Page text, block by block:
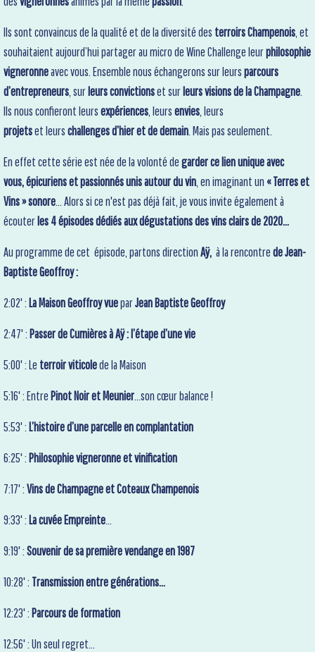
Ils sont convaincus de la qualité et de la diversité des terroirs Champenois, et
souhaitaient aujourd’hui partager au micro de Wine Challenge leurphilosophie
vigneronneavec vous. Ensemble nous échangerons sur leursparcours
d’entrepreneurs, surleurs convictionset surleurs visions de la Champagne.
Ils nous confieront leursexpériences, leursenvies, leurs
projetset leurschallenges d’hier et de demain. Mais pas seulement.
En effet cette série est née de la volonté degarder ce lien unique avec
vous, épicuriens et passionnés unis autour du vin, en imaginant un « Terres et
Vins » sonore... Alors si ce n'est pas déjà fait, je vous invite également à
écouterles 4 épisodes dédiés aux dégustations des vins clairs de 2020...
Au programme de cet épisode, partons directionAÿ, à la rencontrede Jean-
Baptiste Geoffroy :
2:02' : La Maison Geoffroy vueparJean Baptiste Geoffroy
2:47' : Passer de Cumières à Aÿ : l’étape d’une vie
5:00' : Le terroir viticolede la Maison
5:16' : Entre Pinot Noir et Meunier…son cœur balance !
5:53' : L’histoire d’une parcelle en complantation
6:25' : Philosophie vigneronne et vinification
7:17' :Vins de Champagne et Coteaux Champenois
9:33' : La cuvéeEmpreinte…
9:19' :Souvenir de sa première vendange en 1987
10:28' : Transmission entre générations…
12:23' : Parcours de formation
12:56' : Un seul regret…